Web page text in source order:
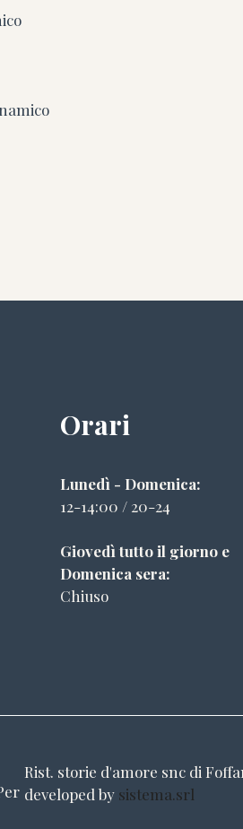
Orari
Lunedì - Domenica:
12-14:00 / 20-24
Giovedì tutto il giorno e
Domenica sera:
Chiuso
Rist. storie d'amore snc di
developed by sistema.srl